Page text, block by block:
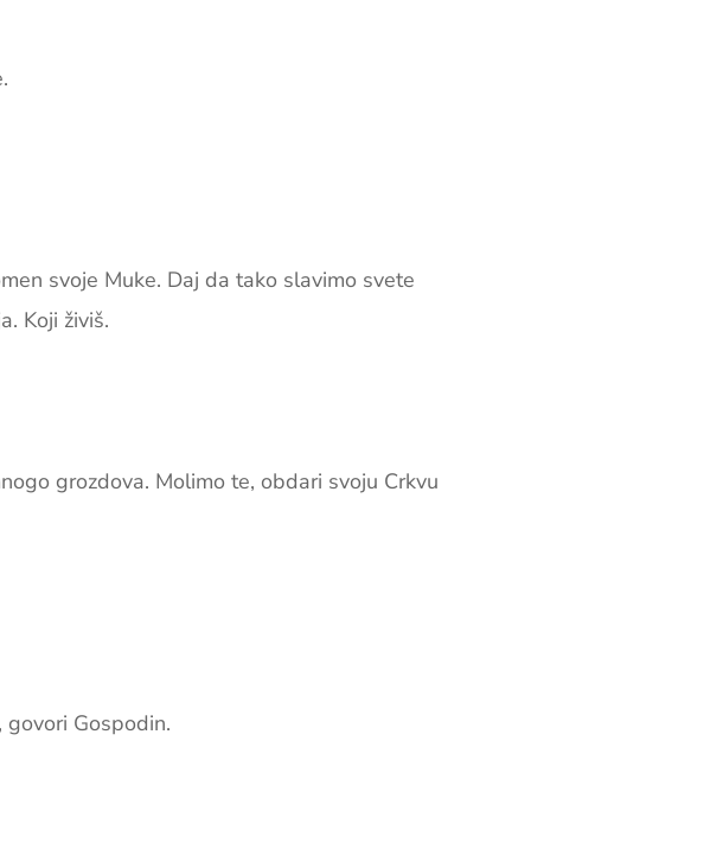
svoje Muke. Daj da tako slavimo svete
Koji živiš.
grozdova. Molimo te, obdari svoju Crkvu
Gospodin.